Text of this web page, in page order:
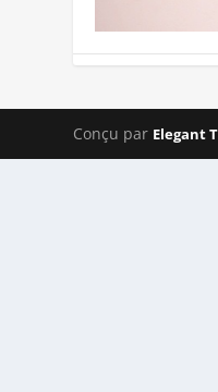
Conçu par Elegant